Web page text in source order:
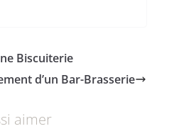
Biscuiterie
d’un Bar-Brasserie
aimer